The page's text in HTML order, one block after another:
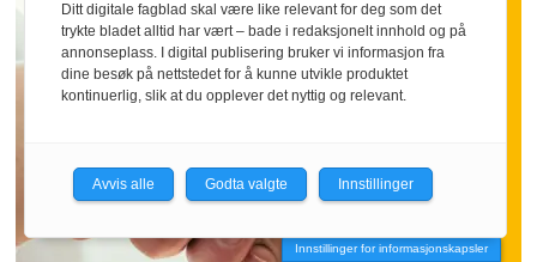
Innstillinger for informasjonskapsler
Ditt digitale fagblad skal være like relevant for deg som det
trykte bladet alltid har vært – bade i redaksjonelt innhold og på
annonseplass. I digital publisering bruker vi informasjon fra
dine besøk på nettstedet for å kunne utvikle produktet
kontinuerlig, slik at du opplever det nyttig og relevant.
Avvis alle Godta valgte Innstillinger